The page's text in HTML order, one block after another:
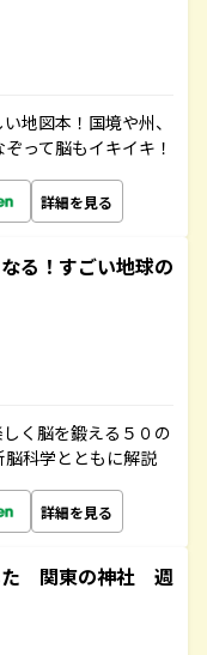
地図本！国境や州、
って脳もイキイキ！
詳細を見る
る！すごい地球の
く脳を鍛える５０の
脳科学とともに解説
詳細を見る
た 関東の神社 週